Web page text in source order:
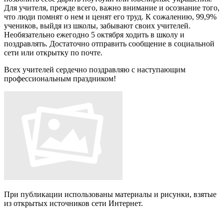
Для учителя, прежде всего, важно внимание и осознание того,
что люди помнят о нем и ценят его труд. К сожалению, 99,9%
учеников, выйдя из школы, забывают своих учителей.
Необязательно ежегодно 5 октября ходить в школу и
поздравлять. Достаточно отправить сообщение в социальной
сети или открытку по почте.
Всех учителей сердечно поздравляю с наступающим
профессиональным праздником!
При публикации использованы материалы и рисунки, взятые
из открытых источников сети Интернет.